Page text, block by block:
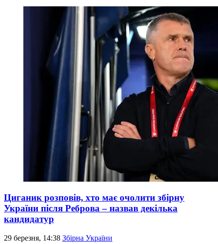
Циганик розповів, хто має очолити збірну
України після Реброва – назвав декілька
кандидатур
29 березня, 14:38 Збірна України